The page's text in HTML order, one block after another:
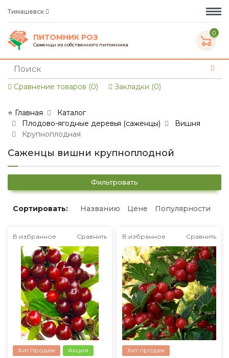
Тимашевск
ПИТОМНИК РОЗ
Саженцы из собственного питомника
0
Сравнение товаров (0) Закладки (0)
⭐ Главная
Каталог
Плодово-ягодные деревья (саженцы)
Вишня
Крупноплодная
Саженцы вишни крупноплодной
Фильтровать
Сортировать: Названию Цене Популярности
В избранное Сравнить
Хит продаж Акция
В избранное Сравнить
Хит продаж